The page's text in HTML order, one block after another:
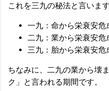
これを三九の秘法と言います
一九：命から栄衰安危
二九：業から栄衰安危
三九：胎から栄衰安危
ちなみに、二九の業から壊
ク」と言われる期間です。